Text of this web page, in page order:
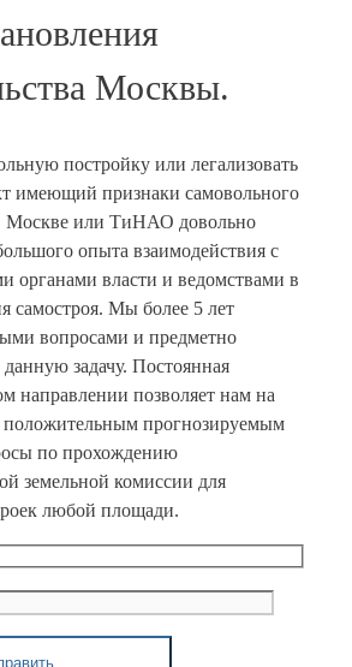
Москвы.
постройку или легализовать
имеющий признаки самовольного
Москве или ТиНАО довольно
опыта взаимодействия с
органами власти и ведомствами в
самостроя. Мы более 5 лет
вопросами и предметно
задачу. Постоянная
направлении позволяет нам на
положительным прогнозируемым
по прохождению
земельной комиссии для
любой площади.